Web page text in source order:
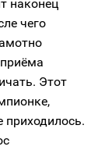
наконец
чего
Этот
приходилось.